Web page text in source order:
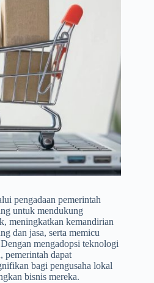
pengadaan pemerintah
untuk mendukung
meningkatkan kemandirian
dan jasa, serta memicu
mengadopsi teknologi
pemerintah dapat
bagi pengusaha lokal
bisnis mereka.